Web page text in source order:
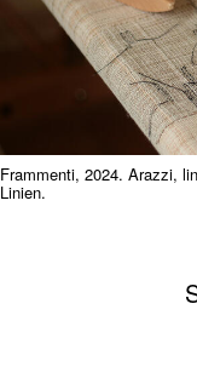
Frammenti, 2024. Arazzi,
Linien.